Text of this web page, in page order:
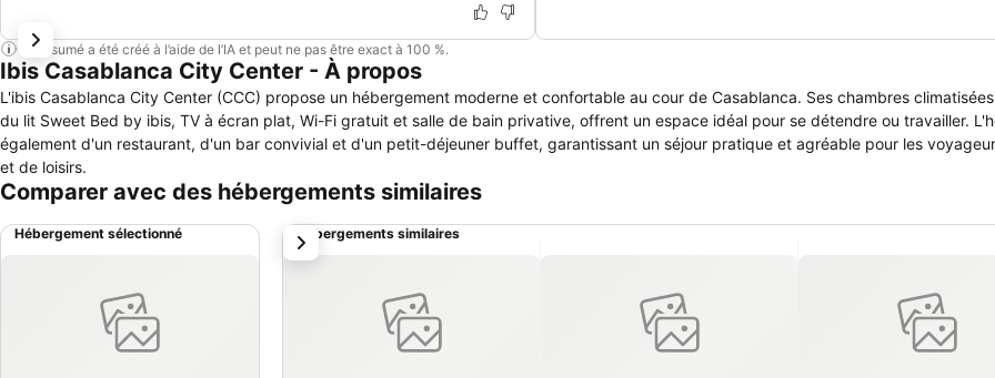
Ce résumé a été créé à l’aide de l’IA et peut ne pas être exact à 100 %.
Ibis Casablanca City Center - À propos
L'ibis Casablanca City Center (CCC) propose un hébergement moderne et confortable au cour de Casablanca. Ses chambres
du lit Sweet Bed by ibis, TV à écran plat, Wi-Fi gratuit et salle de bain privative, offrent un espace idéal pour se détendre ou travailler.
également d'un restaurant, d'un bar convivial et d'un petit-déjeuner buffet, garantissant un séjour pratique et agréable pour les
et de loisirs.
Comparer avec des hébergements similaires
Hébergement sélectionné Hébergements similaires
suivant